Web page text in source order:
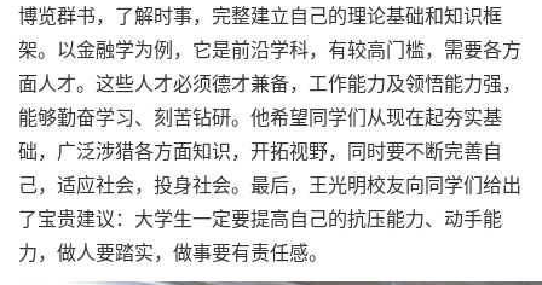
博览群书，了解时事，完整建立自己的理论基础和知识框
架。以金融学为例，它是前沿学科，有较高门槛，需要各方
面人才。这些人才必须德才兼备，工作能力及领悟能力强，
能够勤奋学习、刻苦钻研。他希望同学们从现在起夯实基
础，广泛涉猎各方面知识，开拓视野，同时要不断完善自
己，适应社会，投身社会。最后，王光明校友向同学们给出
了宝贵建议：大学生一定要提高自己的抗压能力、动手能
力，做人要踏实，做事要有责任感。